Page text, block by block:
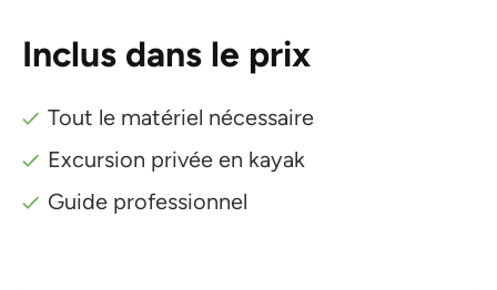
Inclus dans le prix
Tout le matériel nécessaire
Excursion privée en kayak
Guide professionnel